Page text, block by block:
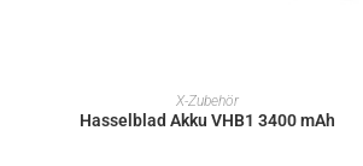
IN DEN WARENKORB
X-Zubehör
Hasselblad Akku VHB1 3400 mAh